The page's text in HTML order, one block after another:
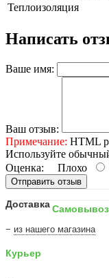
Теплоизоляция
Написать
Ваше имя:
Ваш отзыв:
Примечание: HTML
Используйте
Оценка: Плохо
Отправить отзыв
ДоставкаСамовывоз
− из нашего магазина
Курьер